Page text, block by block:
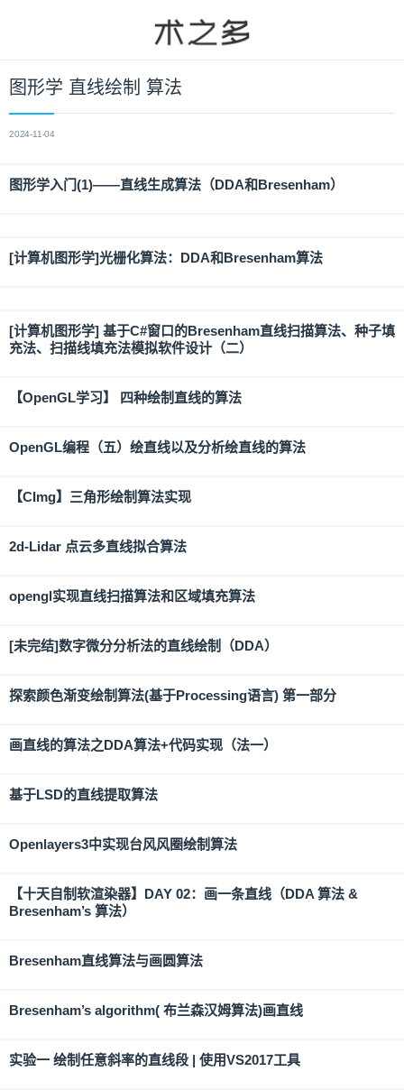
图形学 直线绘制 算法
2024-11-04
图形学入门(1)——直线生成算法（DDA和Bresenham）
[计算机图形学]光栅化算法：DDA和Bresenham算法
[计算机图形学] 基于C#窗口的Bresenham直线扫描算法、种子填
充法、扫描线填充法模拟软件设计（二）
【OpenGL学习】 四种绘制直线的算法
OpenGL编程（五）绘直线以及分析绘直线的算法
【CImg】三角形绘制算法实现
2d-Lidar 点云多直线拟合算法
opengl实现直线扫描算法和区域填充算法
[未完结]数字微分分析法的直线绘制（DDA）
探索颜色渐变绘制算法(基于Processing语言) 第一部分
画直线的算法之DDA算法+代码实现（法一）
基于LSD的直线提取算法
Openlayers3中实现台风风圈绘制算法
【十天自制软渲染器】DAY 02：画一条直线（DDA 算法 &
Bresenham’s 算法）
Bresenham直线算法与画圆算法
Bresenham’s algorithm( 布兰森汉姆算法)画直线
实验一 绘制任意斜率的直线段 | 使用VS2017工具